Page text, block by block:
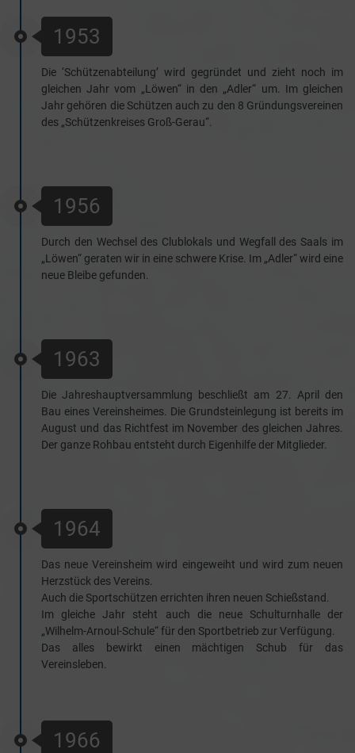
1953
Die ‘Schützenabteilung’ wird gegründet und zieht noch im
gleichen Jahr vom „Löwen“ in den „Adler“ um. Im gleichen
Jahr gehören die Schützen auch zu den 8 Gründungsvereinen
des „Schützenkreises Groß-Gerau“.
1956
Durch den Wechsel des Clublokals und Wegfall des Saals im
„Löwen“ geraten wir in eine schwere Krise. Im „Adler“ wird eine
neue Bleibe gefunden.
1963
Die Jahreshauptversammlung beschließt am 27. April den
Bau eines Vereinsheimes. Die Grundsteinlegung ist bereits im
August und das Richtfest im November des gleichen Jahres.
Der ganze Rohbau entsteht durch Eigenhilfe der Mitglieder.
1964
Das neue Vereinsheim wird eingeweiht und wird zum neuen
Herzstück des Vereins.
Auch die Sportschützen errichten ihren neuen Schießstand.
Im gleiche Jahr steht auch die neue Schulturnhalle der
„Wilhelm-Arnoul-Schule“ für den Sportbetrieb zur Verfügung.
Das alles bewirkt einen mächtigen Schub für das
Vereinsleben.
1966